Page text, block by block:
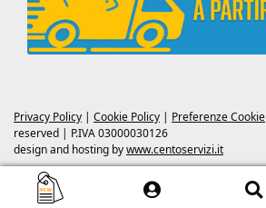
Privacy Policy | Cookie Policy | Preferenze Cookie
reserved | P.IVA 03000030126
design and hosting bywww.centoservizi.it